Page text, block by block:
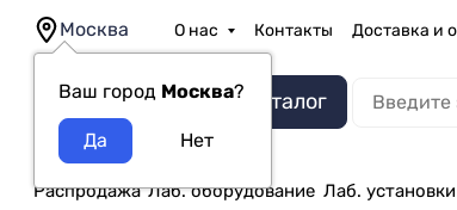
Москва
Ваш город Москва?
О нас Контакты Доставка и
Каталог
Распродажа Лаб. оборудование Лаб. установки